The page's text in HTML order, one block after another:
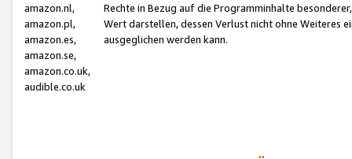
amazon.nl,
amazon.pl,
amazon.es,
amazon.se,
amazon.co.uk,
audible.co.uk
Rechte in Bezug auf die Programminhalte
Wert darstellen, dessen Verlust nicht ohne Weiteres
ausgeglichen werden kann.